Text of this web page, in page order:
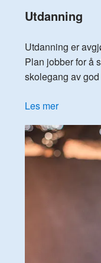
Utdanning
Utdanning er
Plan jobber for å
skolegang av
Les mer